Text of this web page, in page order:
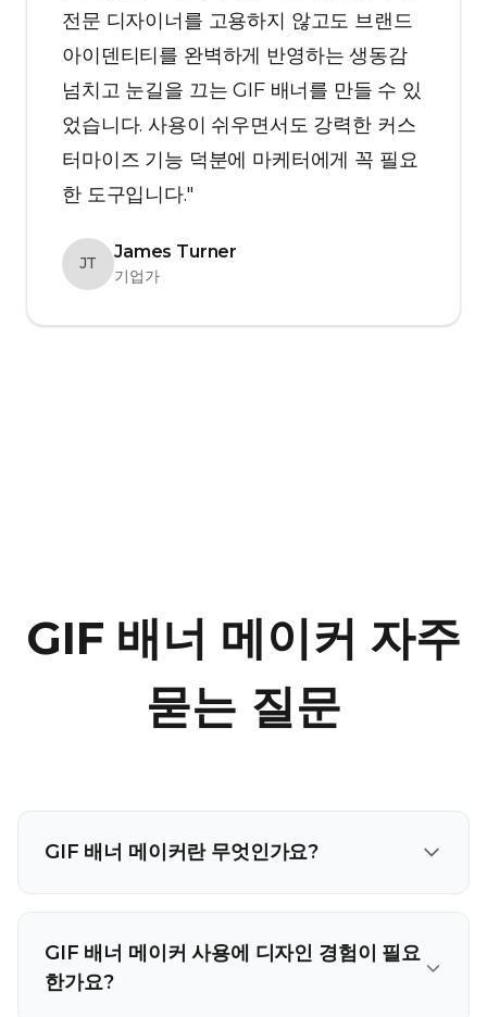
전문 디자이너를 고용하지 않고도 브랜드
아이덴티티를 완벽하게 반영하는 생동감
넘치고 눈길을 끄는 GIF 배너를 만들 수 있
었습니다. 사용이 쉬우면서도 강력한 커스
터마이즈 기능 덕분에 마케터에게 꼭 필요
한 도구입니다."
JT
James Turner
기업가
GIF 배너 메이커 자주
묻는 질문
GIF 배너 메이커란 무엇인가요?
GIF 배너 메이커 사용에 디자인 경험이 필요
한가요?